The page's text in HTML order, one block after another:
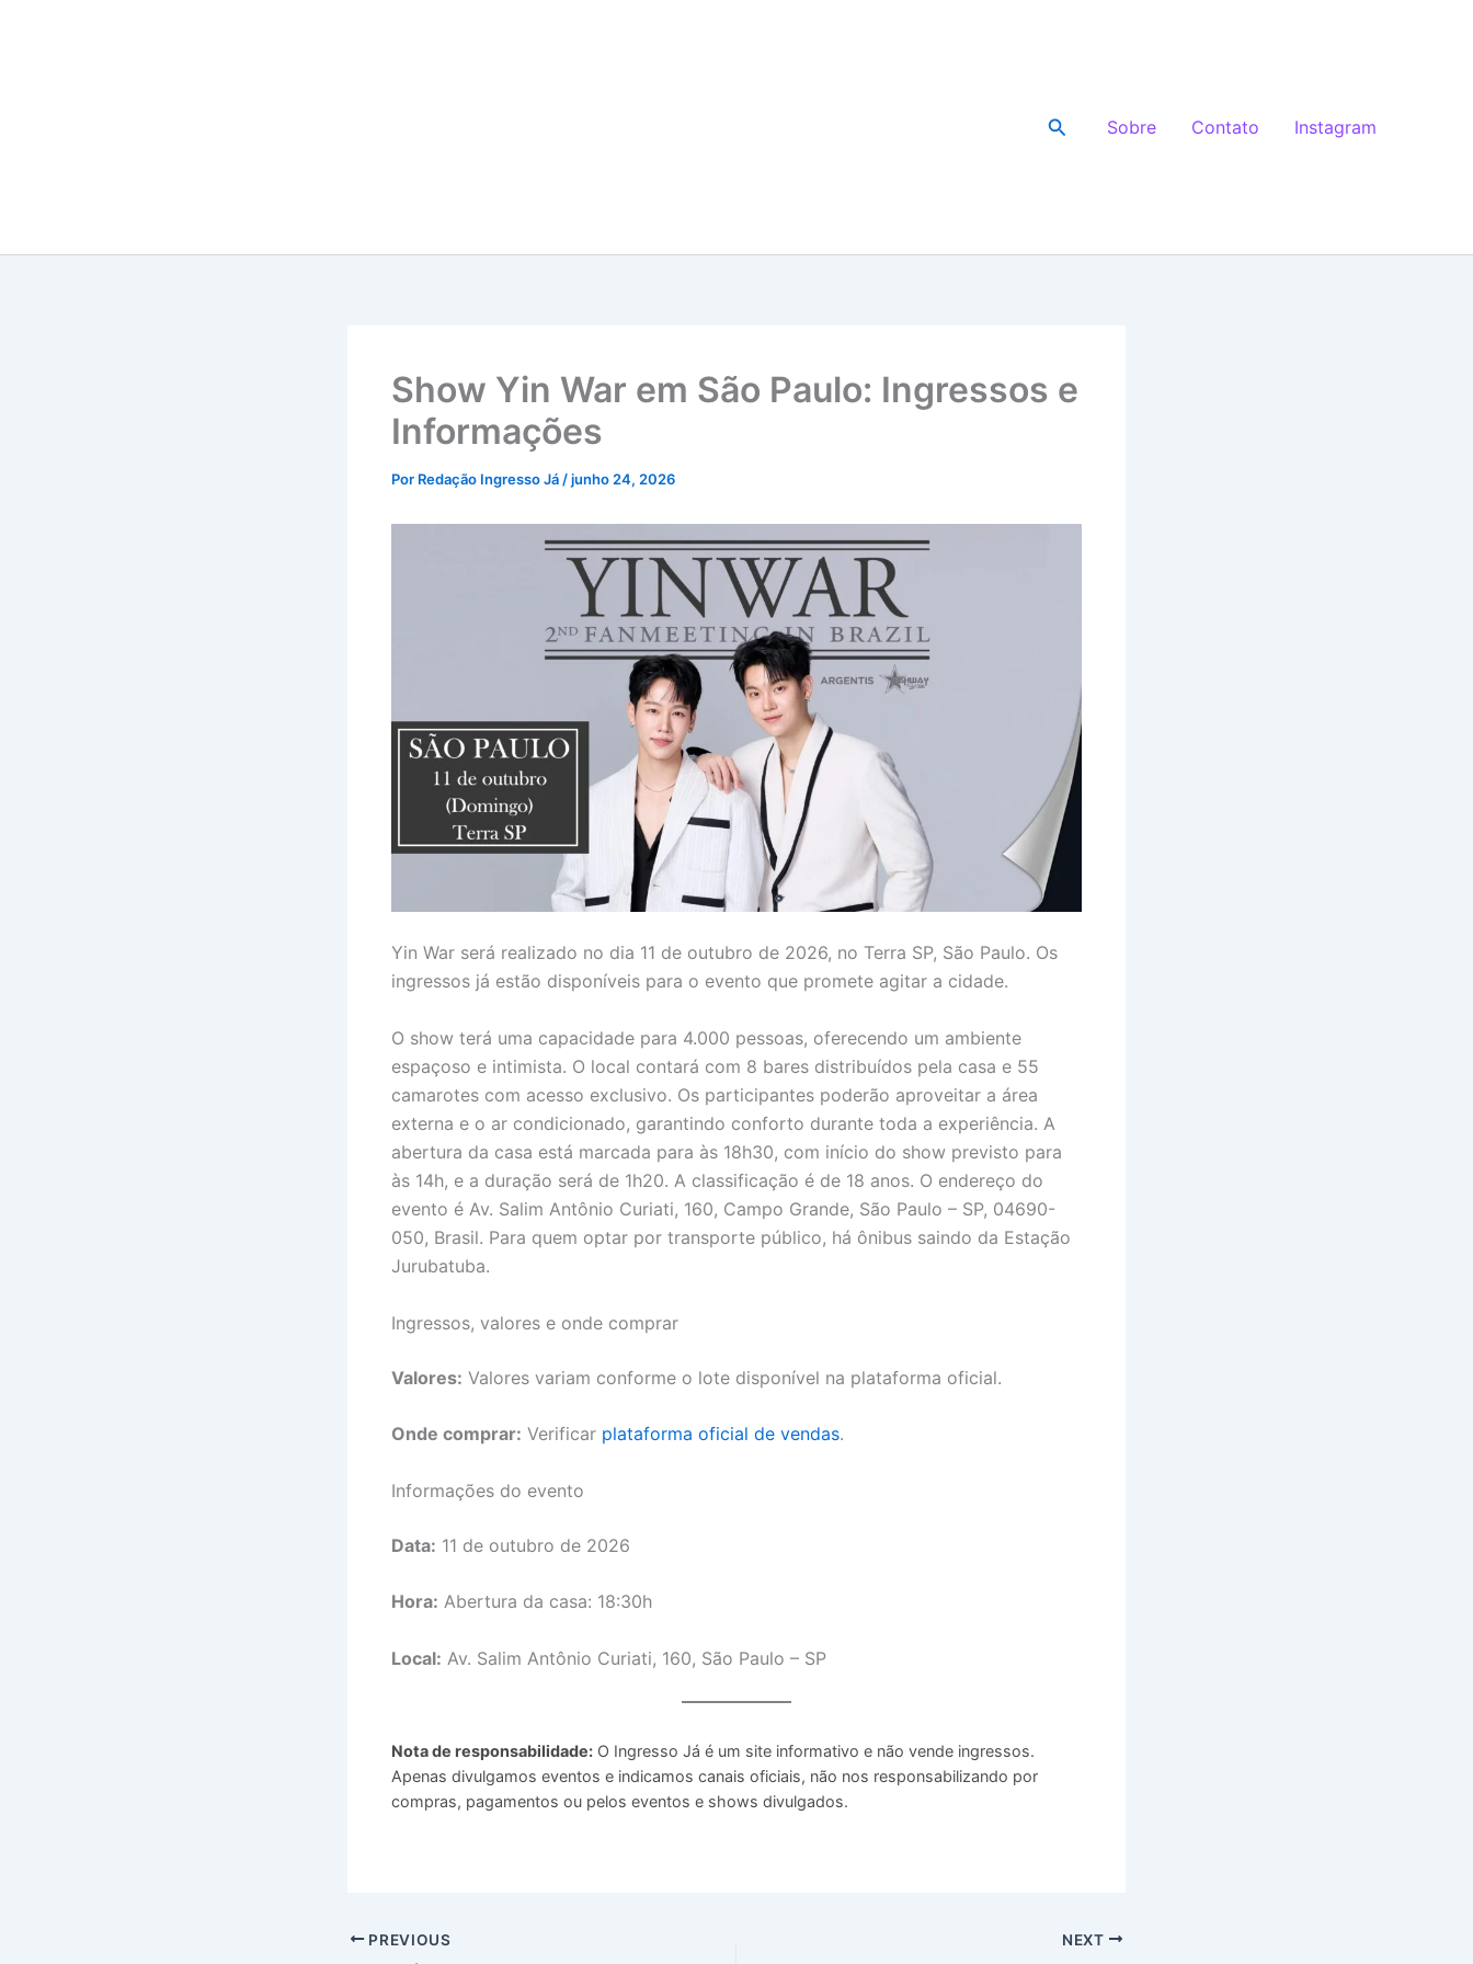
Pesquisar
Sobre Contato Instagram
Show Yin War em São Paulo: Ingressos e
Informações
Por Redação Ingresso Já /junho 24, 2026
Yin War será realizado no dia 11 de outubro de 2026, no Terra SP, São Paulo. Os
ingressos já estão disponíveis para o evento que promete agitar a cidade.
O show terá uma capacidade para 4.000 pessoas, oferecendo um ambiente
espaçoso e intimista. O local contará com 8 bares distribuídos pela casa e 55
camarotes com acesso exclusivo. Os participantes poderão aproveitar a área
externa e o ar condicionado, garantindo conforto durante toda a experiência. A
abertura da casa está marcada para às 18h30, com início do show previsto para
às 14h, e a duração será de 1h20. A classificação é de 18 anos. O endereço do
evento é Av. Salim Antônio Curiati, 160, Campo Grande, São Paulo – SP, 04690-
050, Brasil. Para quem optar por transporte público, há ônibus saindo da Estação
Jurubatuba.
Ingressos, valores e onde comprar
Valores: Valores variam conforme o lote disponível na plataforma oficial.
Onde comprar: Verificar plataforma oficial de vendas.
Informações do evento
Data: 11 de outubro de 2026
Hora: Abertura da casa: 18:30h
Local: Av. Salim Antônio Curiati, 160, São Paulo – SP
Nota de responsabilidade: O Ingresso Já é um site informativo e não vende ingressos.
Apenas divulgamos eventos e indicamos canais oficiais, não nos responsabilizando por
compras, pagamentos ou pelos eventos e shows divulgados.
PREVIOUS NEXT